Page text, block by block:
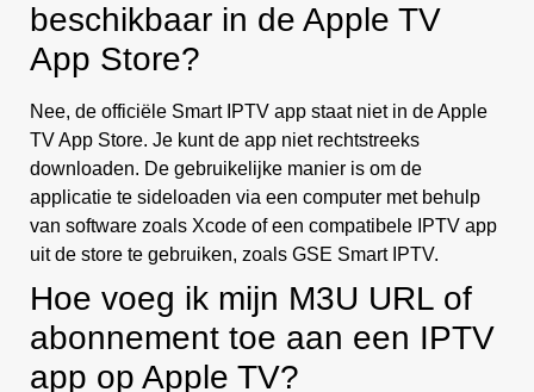
beschikbaar in de Apple TV
App Store?
Nee, de officiële Smart IPTV app staat niet in de Apple
TV App Store. Je kunt de app niet rechtstreeks
downloaden. De gebruikelijke manier is om de
applicatie te sideloaden via een computer met behulp
van software zoals Xcode of een compatibele IPTV app
uit de store te gebruiken, zoals GSE Smart IPTV.
Hoe voeg ik mijn M3U URL of
abonnement toe aan een IPTV
app op Apple TV?